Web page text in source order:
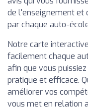
de l'enseignement et
par chaque auto-
Notre carte
facilement chaque
afin que vous
pratique et efficace.
améliorer vos
vous met en relation